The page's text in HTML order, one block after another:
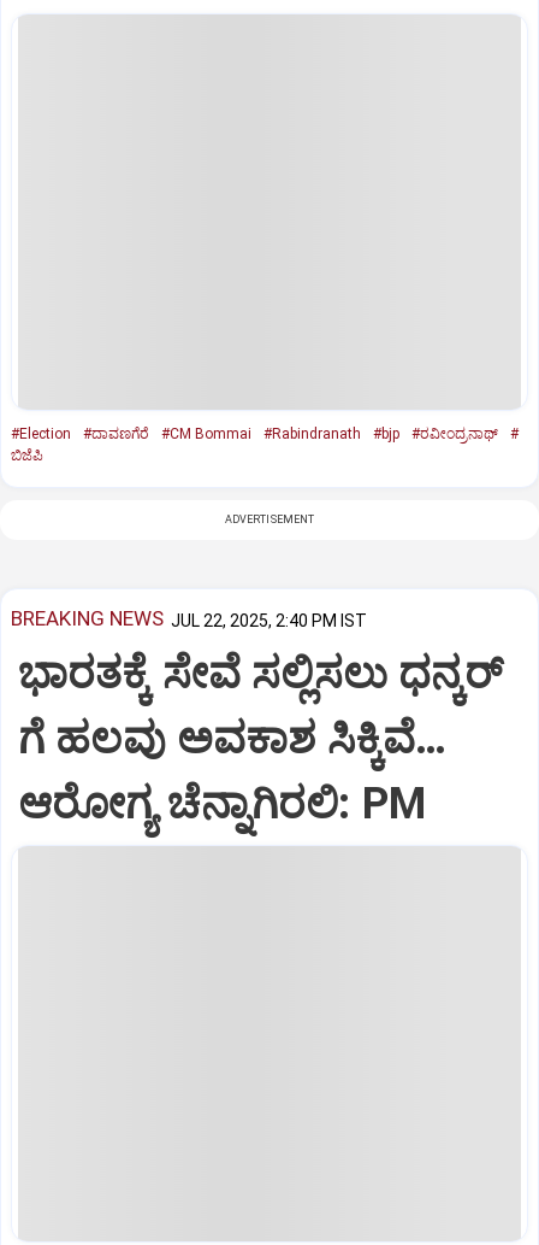
#Election #ದಾವಣಗೆರೆ #CM Bommai #Rabindranath #bjp #ರವೀಂದ್ರನಾಥ್‌
#
ಬಿಜೆಪಿ
ADVERTISEMENT
BREAKING NEWS JUL 22, 2025, 2:40 PM IST
ಭಾರತಕ್ಕೆ ಸೇವೆ ಸಲ್ಲಿಸಲು ಧನ್ಕರ್‌
ಗೆ ಹಲವು ಅವಕಾಶ ಸಿಕ್ಕಿವೆ…
ಆರೋಗ್ಯ ಚೆನ್ನಾಗಿರಲಿ: PM